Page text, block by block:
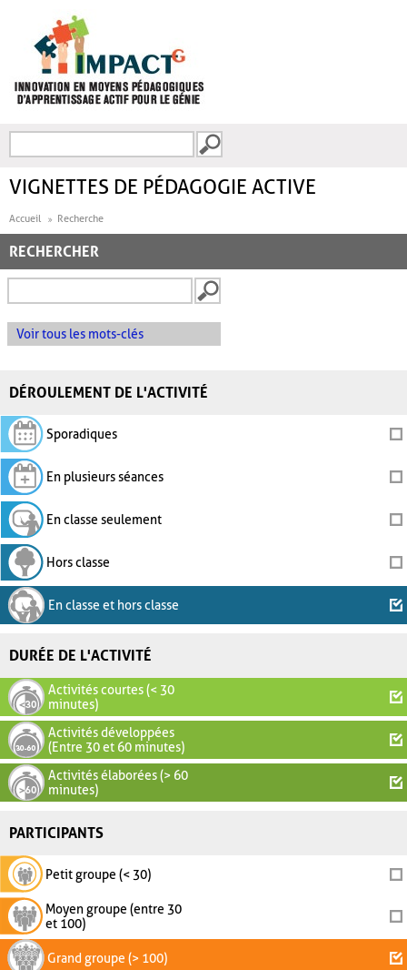
FORMULAIRE DE
VIGNETTES DE PÉDAGOGIE ACTIVE
Accueil Recherche
RECHERCHER
Voir tous les mots-clés
DÉROULEMENT DE L'ACTIVITÉ
Sporadiques
En plusieurs séances
En classe seulement
Hors classe
En classe et hors classe
DURÉE DE L'ACTIVITÉ
Activités courtes (< 30
minutes)
Activités développées
(Entre 30 et 60 minutes)
Activités élaborées (> 60
minutes)
PARTICIPANTS
Petit groupe (< 30)
Moyen groupe (entre 30
et 100)
Grand groupe (> 100)